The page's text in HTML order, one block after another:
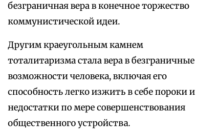
безграничная вера в конечное торжество
коммунистической идеи.
Другим краеугольным камнем
тоталитаризма стала вера в безграничные
возможности человека, включая его
способность легко изжить в себе пороки и
недостатки по мере совершенствования
общественного устройства.